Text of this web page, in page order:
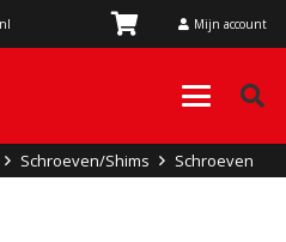
Mijn account
Schroeven/Shims Schroeven